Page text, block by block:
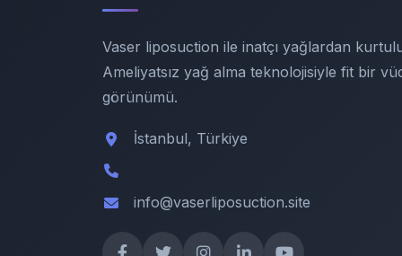
Vaser liposuction ile inatçı yağlardan
Ameliyatsız yağ alma teknolojisiyle fit bir
görünümü.
İstanbul, Türkiye
info@vaserliposuction.site